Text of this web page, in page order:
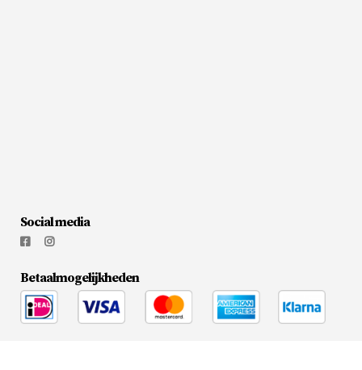
Social media
Betaalmogelijkheden